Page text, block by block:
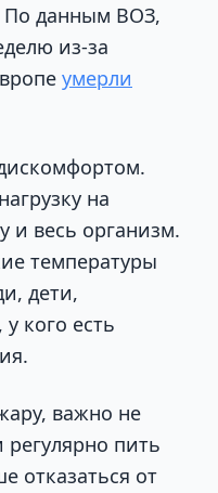
По данным ВОЗ,
из-за
умерли
на
и весь организм.
температуры
дети,
кого есть
важно не
пить
отказаться от